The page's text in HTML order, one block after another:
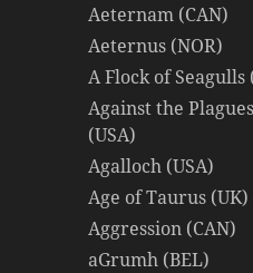
Aeternam (CAN)
Aeternus (NOR)
A Flock of Seagulls
Against the Plagues
(USA)
Agalloch (USA)
Age of Taurus (UK)
Aggression (CAN)
aGrumh (BEL)